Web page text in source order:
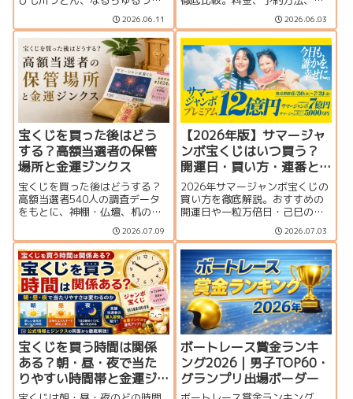
ん、多幸焼、くじらロールな
ど、ご当地メニューや編集部お
すすめランキングを紹介しま
す。
2026.06.11
室・グループ席の有無、サービ
ス内容を一覧で紹介します。豪
華なVIPルームから格安指定席ま
で、観戦スタイルに合った座席
選びに役立つ完全ガイドです。
2026.06.03
宝くじを買った後はどう
する？高額当選者の保管
場所と金運ジンクス
宝くじを買った後はどうする？
高額当選者540人の調査データ
をもとに、神棚・仏壇、机の引
き出し、財布、冷蔵庫など実際
の保管場所を紹介。宝くじの置
き場所や購入後に試したい金運
ジンクス、当選確認から換金ま
での注意点も解説します。
2026.07.09
【2026年版】サマージャ
ンボ宝くじはいつ買う？
開運日・買い方・連番と
バラの違いを徹底解説
2026年サマージャンボ宝くじの
買い方を徹底解説。おすすめの
開運日や一粒万倍日・己巳の
日、連番とバラの違い、何枚買
うのがおすすめか、プレミア
ム・ミニとの比較、当せん確率
まで分かりやすく紹介します。
2026.07.03
宝くじを買う時間は関係
ある？朝・昼・夜で当た
りやすい時間帯と金運ジ
ンクスを解説
ボートレース賞金ランキ
ング2026｜男子TOP60・
グランプリ出場ボーダー